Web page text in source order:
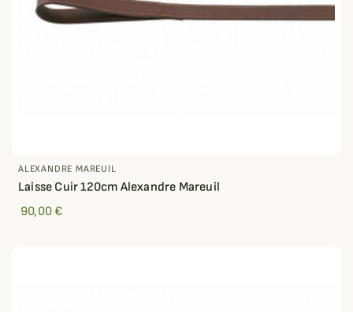
ALEXANDRE MAREUIL
Laisse Cuir 120cm Alexandre Mareuil
90,00 €